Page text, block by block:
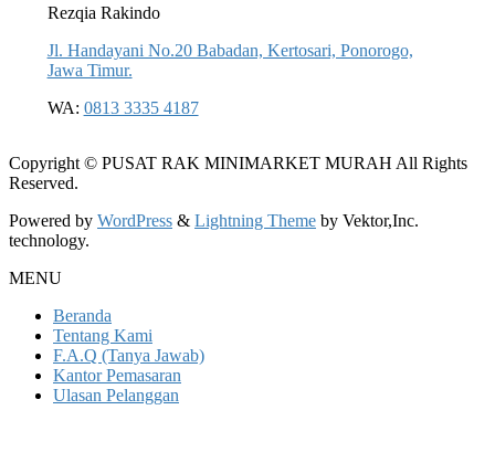
Rezqia Rakindo
Jl. Handayani No.20 Babadan, Kertosari, Ponorogo,
Jawa Timur.
WA: 0813 3335 4187
Copyright © PUSAT RAK MINIMARKET MURAH All Rights
Reserved.
Powered by WordPress & Lightning Theme by Vektor,Inc.
technology.
MENU
Beranda
Tentang Kami
F.A.Q (Tanya Jawab)
Kantor Pemasaran
Ulasan Pelanggan